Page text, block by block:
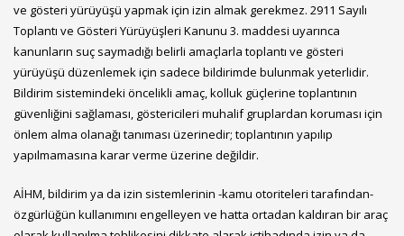
ve gösteri yürüyüşü yapmak için izin almak gerekmez. 2911 Sayılı
Toplantı ve Gösteri Yürüyüşleri Kanunu 3. maddesi uyarınca
kanunların suç saymadığı belirli amaçlarla toplantı ve gösteri
yürüyüşü düzenlemek için sadece bildirimde bulunmak yeterlidir.
Bildirim sistemindeki öncelikli amaç, kolluk güçlerine toplantının
güvenliğini sağlaması, göstericileri muhalif gruplardan koruması için
önlem alma olanağı tanıması üzerinedir; toplantının yapılıp
yapılmamasına karar verme üzerine değildir.
AİHM, bildirim ya da izin sistemlerinin -kamu otoriteleri tarafından-
özgürlüğün kullanımını engelleyen ve hatta ortadan kaldıran bir araç